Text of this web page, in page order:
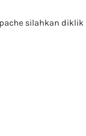
silahkan diklik